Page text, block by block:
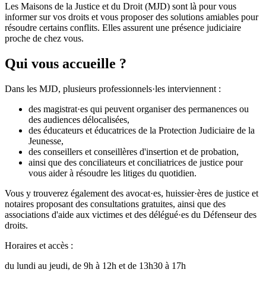
Les Maisons de la Justice et du Droit (MJD) sont là pour vous
informer sur vos droits et vous proposer des solutions amiables pour
résoudre certains conflits. Elles assurent une présence judiciaire
proche de chez vous.
Qui vous accueille ?
Dans les MJD, plusieurs professionnels·les interviennent :
des magistrat·es qui peuvent organiser des permanences ou
des audiences délocalisées,
des éducateurs et éducatrices de la Protection Judiciaire de la
Jeunesse,
des conseillers et conseillères d'insertion et de probation,
ainsi que des conciliateurs et conciliatrices de justice pour
vous aider à résoudre les litiges du quotidien.
Vous y trouverez également des avocat·es, huissier·ères de justice et
notaires proposant des consultations gratuites, ainsi que des
associations d'aide aux victimes et des délégué·es du Défenseur des
droits.
Horaires et accès :
du lundi au jeudi, de 9h à 12h et de 13h30 à 17h